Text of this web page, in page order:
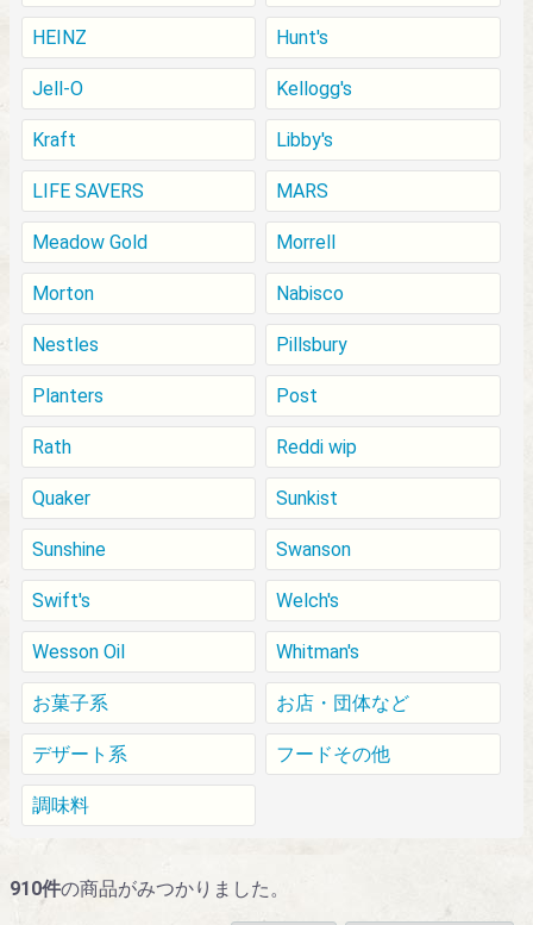
HEINZ Hunt's
Jell-O Kellogg's
Kraft Libby's
LIFE SAVERS MARS
Meadow Gold Morrell
Morton Nabisco
Nestles Pillsbury
Planters Post
Rath Reddi wip
Quaker Sunkist
Sunshine Swanson
Swift's Welch's
Wesson Oil Whitman's
お菓子系 お店・団体など
デザート系 フードその他
調味料
910件の商品がみつかりました。